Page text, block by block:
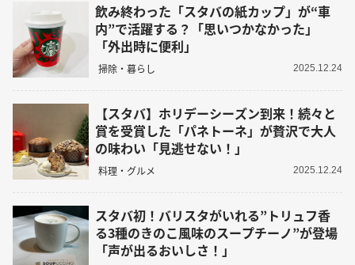
飲み終わった「スタバの紙カップ」が“車
内”で活躍する？「思いつかなかった」
「外出時に便利」
掃除・暮らし 2025.12.24
【スタバ】ホリデーシーズン到来！続々と
賞を受賞した「パネトーネ」が贅沢で大人
の味わい「見逃せない！」
料理・グルメ 2025.12.24
スタバ初！バリスタがいれる”トリュフ香
る3種のきのこ風味のスープチーノ”が登場
「声が出るおいしさ！」